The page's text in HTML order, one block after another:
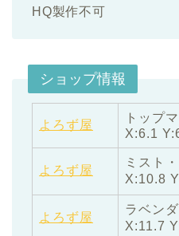
HQ製作不可
ショップ情報
よろず屋
トップ
X:6.1
よろず屋
ミスト
X:10.8
よろず屋
ラベン
X:11.7